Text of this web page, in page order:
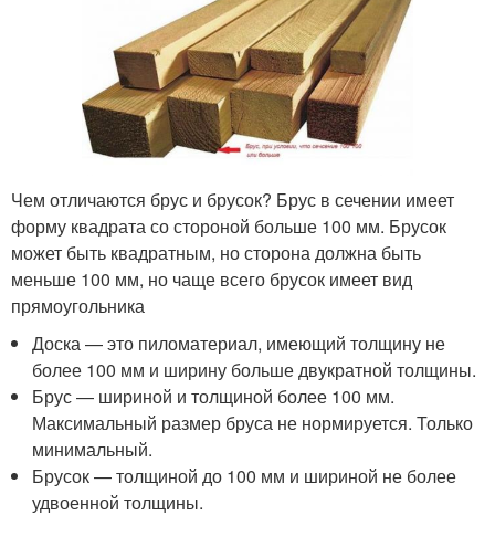
Чем отличаются брус и брусок? Брус в сечении имеет
форму квадрата со стороной больше 100 мм. Брусок
может быть квадратным, но сторона должна быть
меньше 100 мм, но чаще всего брусок имеет вид
прямоугольника
Доска — это пиломатериал, имеющий толщину не
более 100 мм и ширину больше двукратной толщины.
Брус — шириной и толщиной более 100 мм.
Максимальный размер бруса не нормируется. Только
минимальный.
Брусок — толщиной до 100 мм и шириной не более
удвоенной толщины.